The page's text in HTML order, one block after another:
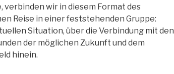
verbinden wir in diesem Format des
Reise in einer feststehenden Gruppe:
Situation, über die Verbindung mit den
der möglichen Zukunft und dem
hinein.